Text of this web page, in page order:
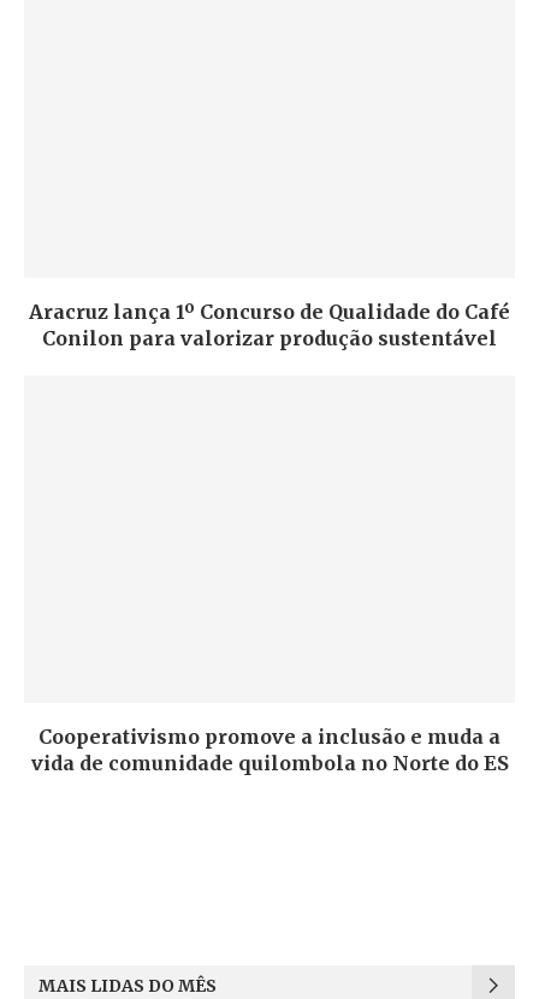
Aracruz lança 1º Concurso de Qualidade do Café
Conilon para valorizar produção sustentável
Cooperativismo promove a inclusão e muda a
vida de comunidade quilombola no Norte do ES
MAIS LIDAS DO MÊS